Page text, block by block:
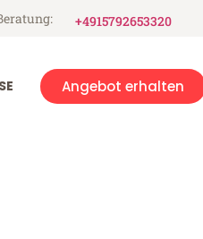
+4915792653320
Angebot erhalten